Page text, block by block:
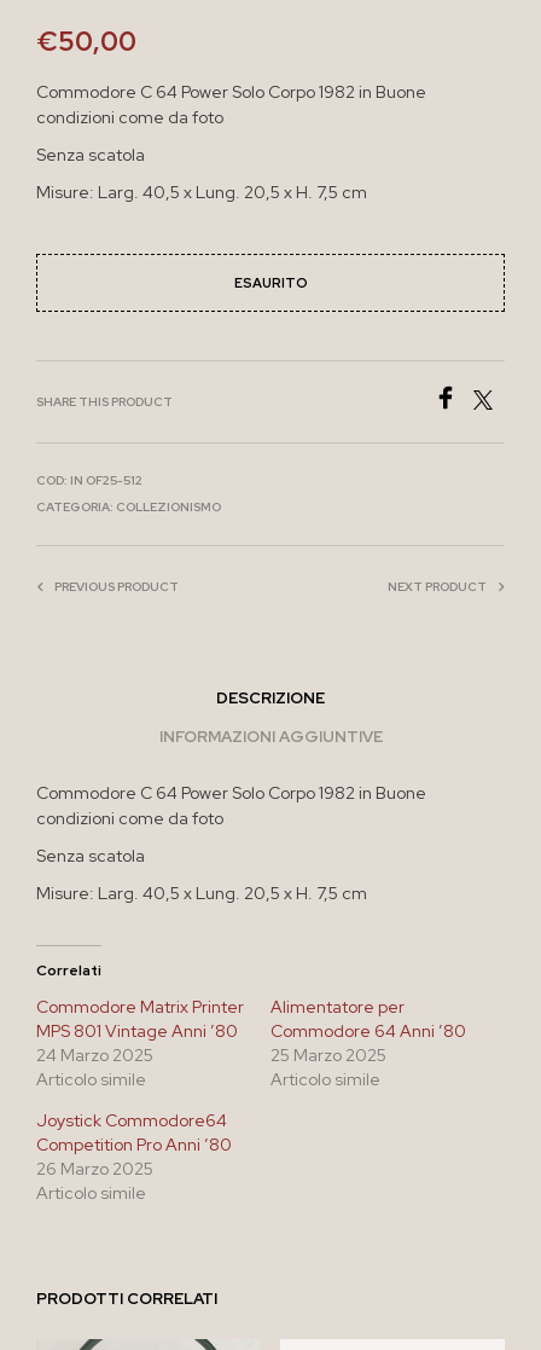
€50,00
Commodore C 64 Power Solo Corpo 1982 in Buone
condizioni come da foto
Senza scatola
Misure: Larg. 40,5 x Lung. 20,5 x H. 7,5 cm
ESAURITO
SHARE THIS PRODUCT
COD: IN OF25-512
CATEGORIA: COLLEZIONISMO
PREVIOUS PRODUCT NEXT PRODUCT
DESCRIZIONE
INFORMAZIONI AGGIUNTIVE
Commodore C 64 Power Solo Corpo 1982 in Buone
condizioni come da foto
Senza scatola
Misure: Larg. 40,5 x Lung. 20,5 x H. 7,5 cm
Correlati
Commodore Matrix Printer
MPS 801 Vintage Anni ’80
24 Marzo 2025
Articolo simile
Alimentatore per
Commodore 64 Anni ’80
25 Marzo 2025
Articolo simile
Joystick Commodore64
Competition Pro Anni ’80
26 Marzo 2025
Articolo simile
PRODOTTI CORRELATI